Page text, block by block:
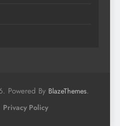
Powered By BlazeThemes.
Privacy Policy